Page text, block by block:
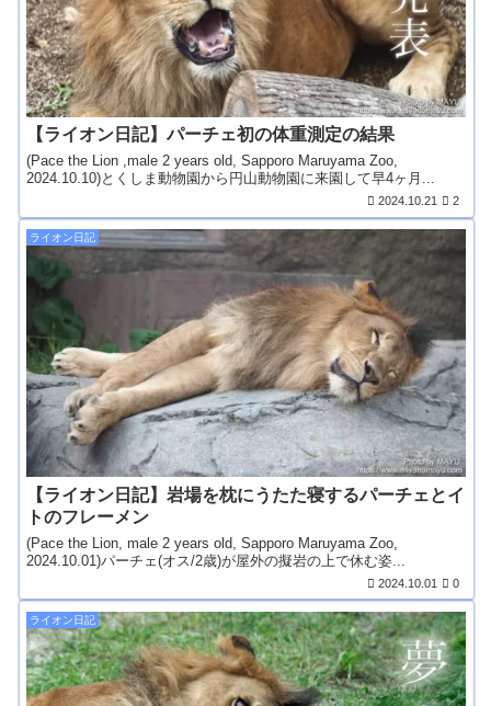
【ライオン日記】パーチェ初の体重測定の結果
(Pace the Lion ,male 2 years old, Sapporo Maruyama Zoo,
2024.10.10)とくしま動物園から円山動物園に来園して早4ヶ月...
2024.10.21 2
ライオン日記
【ライオン日記】岩場を枕にうたた寝するパーチェとイ
トのフレーメン
(Pace the Lion, male 2 years old, Sapporo Maruyama Zoo,
2024.10.01)パーチェ(オス/2歳)が屋外の擬岩の上で休む姿...
2024.10.01 0
ライオン日記